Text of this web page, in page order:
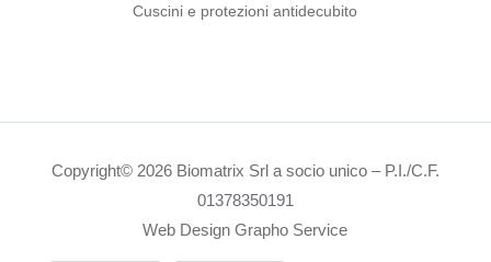
Cuscini e protezioni antidecubito
Copyright© 2026 Biomatrix Srl a socio unico – P.I./C.F.
01378350191
Web Design Grapho Service